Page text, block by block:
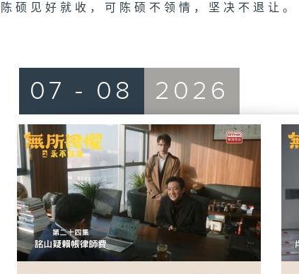
陈硕见好就收，可陈硕不领情，坚决不退让。
07 - 08 2026